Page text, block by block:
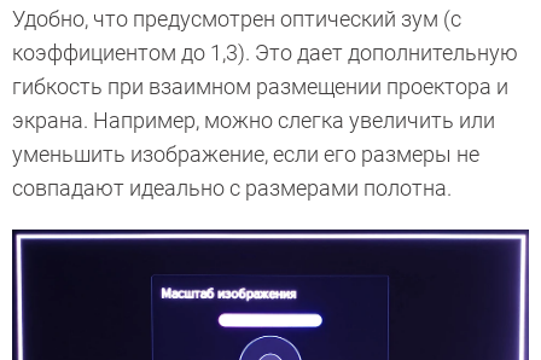
Удобно, что предусмотрен оптический зум (с
коэффициентом до 1,3). Это дает дополнительную
гибкость при взаимном размещении проектора и
экрана. Например, можно слегка увеличить или
уменьшить изображение, если его размеры не
совпадают идеально с размерами полотна.